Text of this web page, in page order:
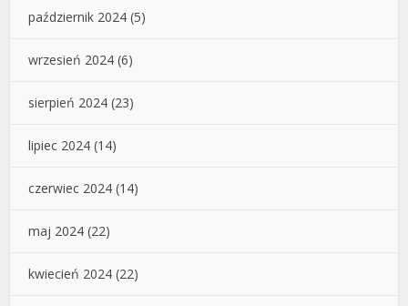
październik 2024 (5)
wrzesień 2024 (6)
sierpień 2024 (23)
lipiec 2024 (14)
czerwiec 2024 (14)
maj 2024 (22)
kwiecień 2024 (22)